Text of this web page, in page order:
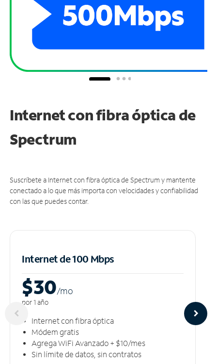
Internet con fibra óptica de
Spectrum
Suscríbete a Internet con fibra óptica de Spectrum y mantente
conectado a lo que más importa con velocidades y confiabilidad
con las que puedes contar.
Internet de 100 Mbps
$30/mo
por 1 año
Internet con fibra óptica
Módem gratis
Agrega WiFi Avanzado + $10/mes
Sin límite de datos, sin contratos